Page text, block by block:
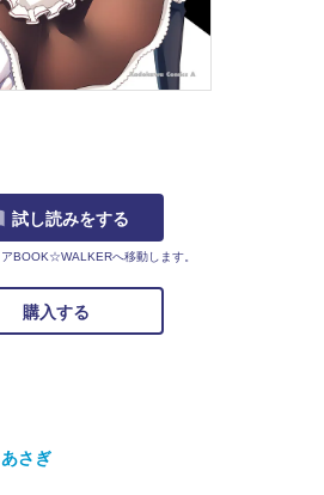
試し読みをする
BOOK☆WALKERへ移動します。
購入する
さぎ